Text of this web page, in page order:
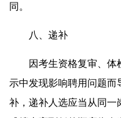
同。
八、递补
因考生资格复审、体
示中发现影响聘用问题而
补，递补人选应当从同一